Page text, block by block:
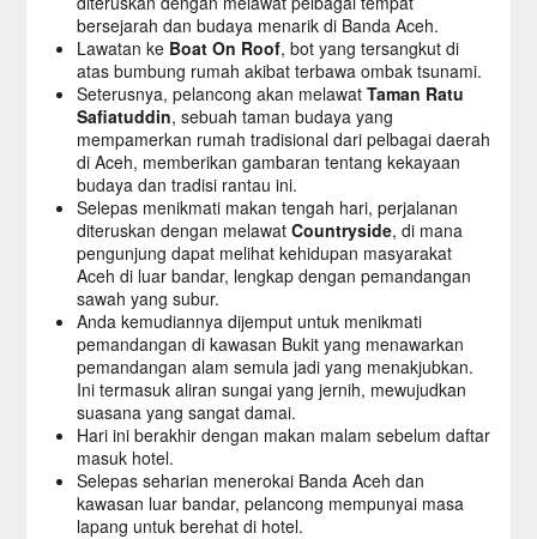
bersejarah dan budaya menarik di Banda Aceh.
Lawatan ke Boat On Roof, bot yang tersangkut di
atas bumbung rumah akibat terbawa ombak tsunami.
Seterusnya, pelancong akan melawat Taman Ratu
Safiatuddin, sebuah taman budaya yang
mempamerkan rumah tradisional dari pelbagai daerah
di Aceh, memberikan gambaran tentang kekayaan
budaya dan tradisi rantau ini.
Selepas menikmati makan tengah hari, perjalanan
diteruskan dengan melawat Countryside, di mana
pengunjung dapat melihat kehidupan masyarakat
Aceh di luar bandar, lengkap dengan pemandangan
sawah yang subur.
Anda kemudiannya dijemput untuk menikmati
pemandangan di kawasan Bukit yang menawarkan
pemandangan alam semula jadi yang menakjubkan.
Ini termasuk aliran sungai yang jernih, mewujudkan
suasana yang sangat damai.
Hari ini berakhir dengan makan malam sebelum daftar
masuk hotel.
Selepas seharian menerokai Banda Aceh dan
kawasan luar bandar, pelancong mempunyai masa
lapang untuk berehat di hotel.